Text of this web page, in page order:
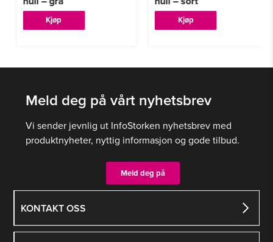
Kjøp Kjøp
KONTAKT OSS
Meld deg på vårt nyhetsbrev
Vi sender jevnlig ut InfoStorken nyhetsbrev med
produktnyheter, nyttig informasjon og gode tilbud.
Meld deg på